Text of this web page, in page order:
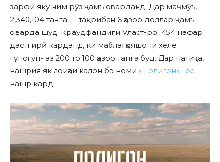
зарфи яку ним рӯз ҷамъ оварданд. Дар маҷмӯъ,
2,340,104 танга — тақрибан 6 ҳазор доллар ҷамъ
оварда шуд. Краудфандиги Vласт-ро 454 нафар
дастгирӣ карданд, ки маблағҳояшони хеле
гуногун- аз 200 то 100 ҳазор танга буд. Дар натиҷа,
нашрия як лоиҳаи калон бо номи «Полигон» -ро
нашр кард.